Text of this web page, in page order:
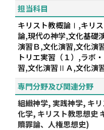
担当科目
キリスト教概論Ⅰ,キリ
論,現代の神学,文化基礎
演習Ｂ,文化演習,文化
トリエ実習（１）,ラボ
習,文化演習ⅡＡ,文化演
専門分野及び関連分野
組織神学, 実践神学, キ
化学, キリスト教思想史
贖罪論、人権思想史)